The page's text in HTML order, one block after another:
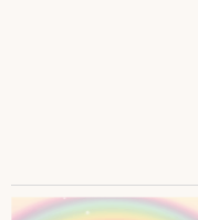
サブコンテンツ